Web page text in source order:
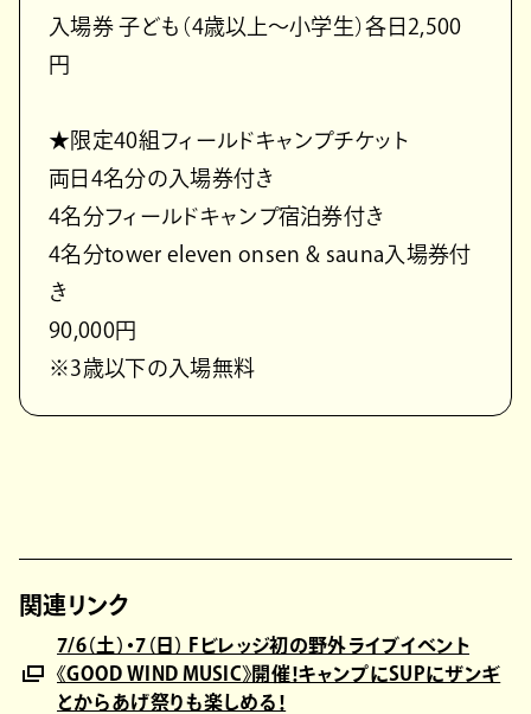
入場券 子ども（4歳以上～小学生）各日2,500
円
★限定40組フィールドキャンプチケット
両日4名分の入場券付き
4名分フィールドキャンプ宿泊券付き
4名分tower eleven onsen & sauna入場券付
き
90,000円
※3歳以下の入場無料
関連リンク
7/6（土）・7（日） Fビレッジ初の野外ライブイベント
《GOOD WIND MUSIC》開催！キャンプにSUPにザンギ
とからあげ祭りも楽しめる！